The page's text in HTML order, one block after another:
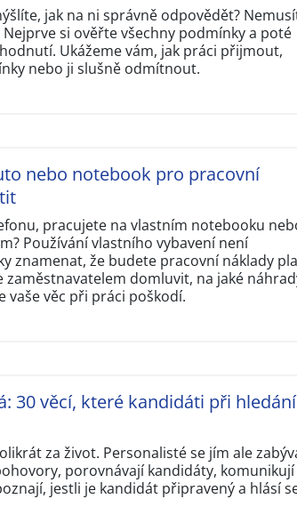
jak na ni správně odpovědět?
si ověřte všechny podmínky a poté
Ukážeme vám, jak práci přijmout,
nebo ji slušně odmítnout.
nebo notebook pro pracovní
pracujete na vlastním notebooku
Používání vlastního vybavení není
znamenat, že budete pracovní náklady
zaměstnavatelem domluvit, na jaké
vaše věc při práci poškodí.
30 věcí, které kandidáti při hledání
za život. Personalisté se jím ale
porovnávají kandidáty, komunikují
jestli je kandidát připravený a hlásí